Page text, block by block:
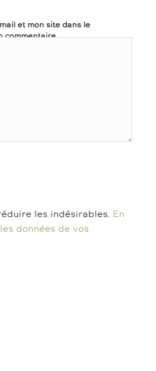
et mon site dans le
commentaire.
les indésirables. En
données de vos